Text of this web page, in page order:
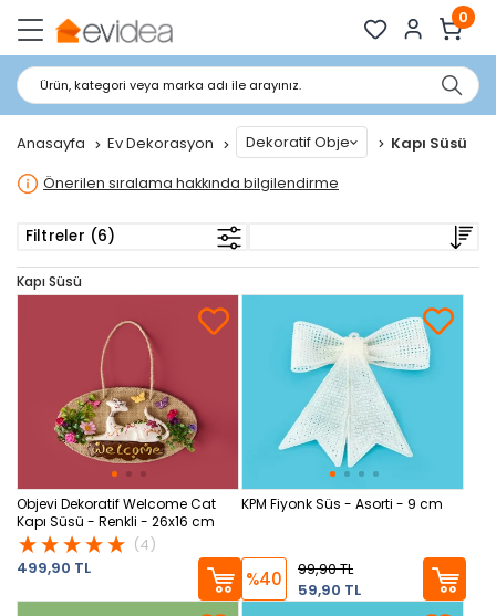
0
Ürün, kategori veya marka adı ile arayınız.
Anasayfa Ev Dekorasyon Dekoratif Obje Kapı Süsü
Önerilen sıralama hakkında bilgilendirme
Filtreler (6)
Kapı Süsü
Objevi Dekoratif Welcome Cat
Kapı Süsü - Renkli - 26x16 cm
(4)
499,90 TL
KPM Fiyonk Süs - Asorti - 9 cm
%40
99,90 TL
59,90 TL